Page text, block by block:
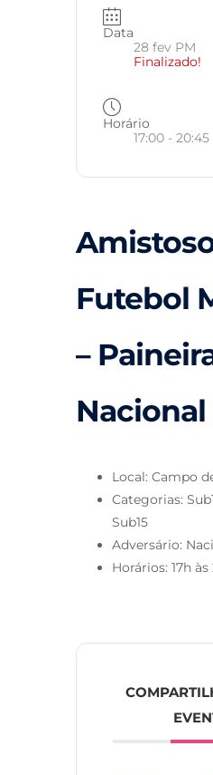
Data
28 fev PM
Finalizado!
Horário
17:00 - 20:45
Futebol
–
Nacional
Local: Campo
Categorias:
Sub15
Adversário:
Horários: 17h